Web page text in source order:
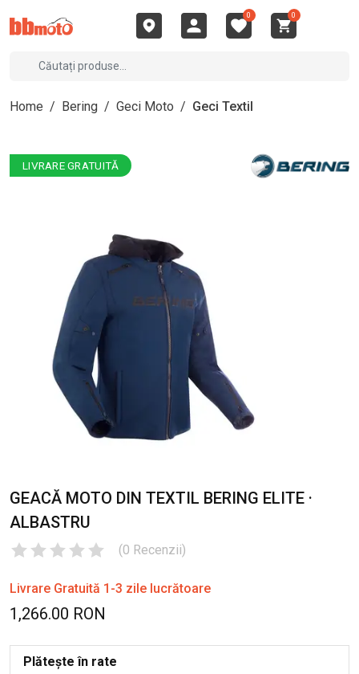
0 0
Home / Bering / Geci Moto / Geci Textil
LIVRARE GRATUITĂ
GEACĂ MOTO DIN TEXTIL BERING ELITE ·
ALBASTRU
(0 Recenzii)
Livrare Gratuită 1-3 zile lucrătoare
1,266.00 RON
Plătește în rate